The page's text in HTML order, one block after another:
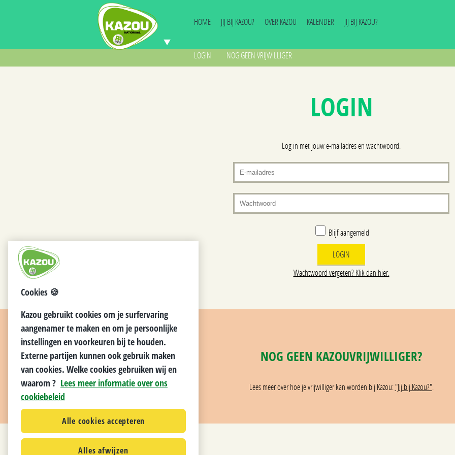
HOME JIJ BIJ KAZOU? OVER KAZOU KALENDER JIJ BIJ KAZOU?
LOGIN NOG GEEN VRIJWILLIGER
LOGIN
Log in met jouw e-mailadres en wachtwoord.
Blijf aangemeld
Wachtwoord vergeten? Klik dan hier.
NOG GEEN KAZOUVRIJWILLIGER?
Lees meer over hoe je vrijwilliger kan worden bij Kazou:"Jij bij Kazou?".
Cookies 🍪
Kazou gebruikt cookies om je surfervaring
aangenamer te maken en om je persoonlijke
instellingen en voorkeuren bij te houden.
Externe partijen kunnen ook gebruik maken
van cookies. Welke cookies gebruiken wij en
waarom ? Lees meer informatie over ons
cookiebeleid
Alle cookies accepteren
Alles afwijzen